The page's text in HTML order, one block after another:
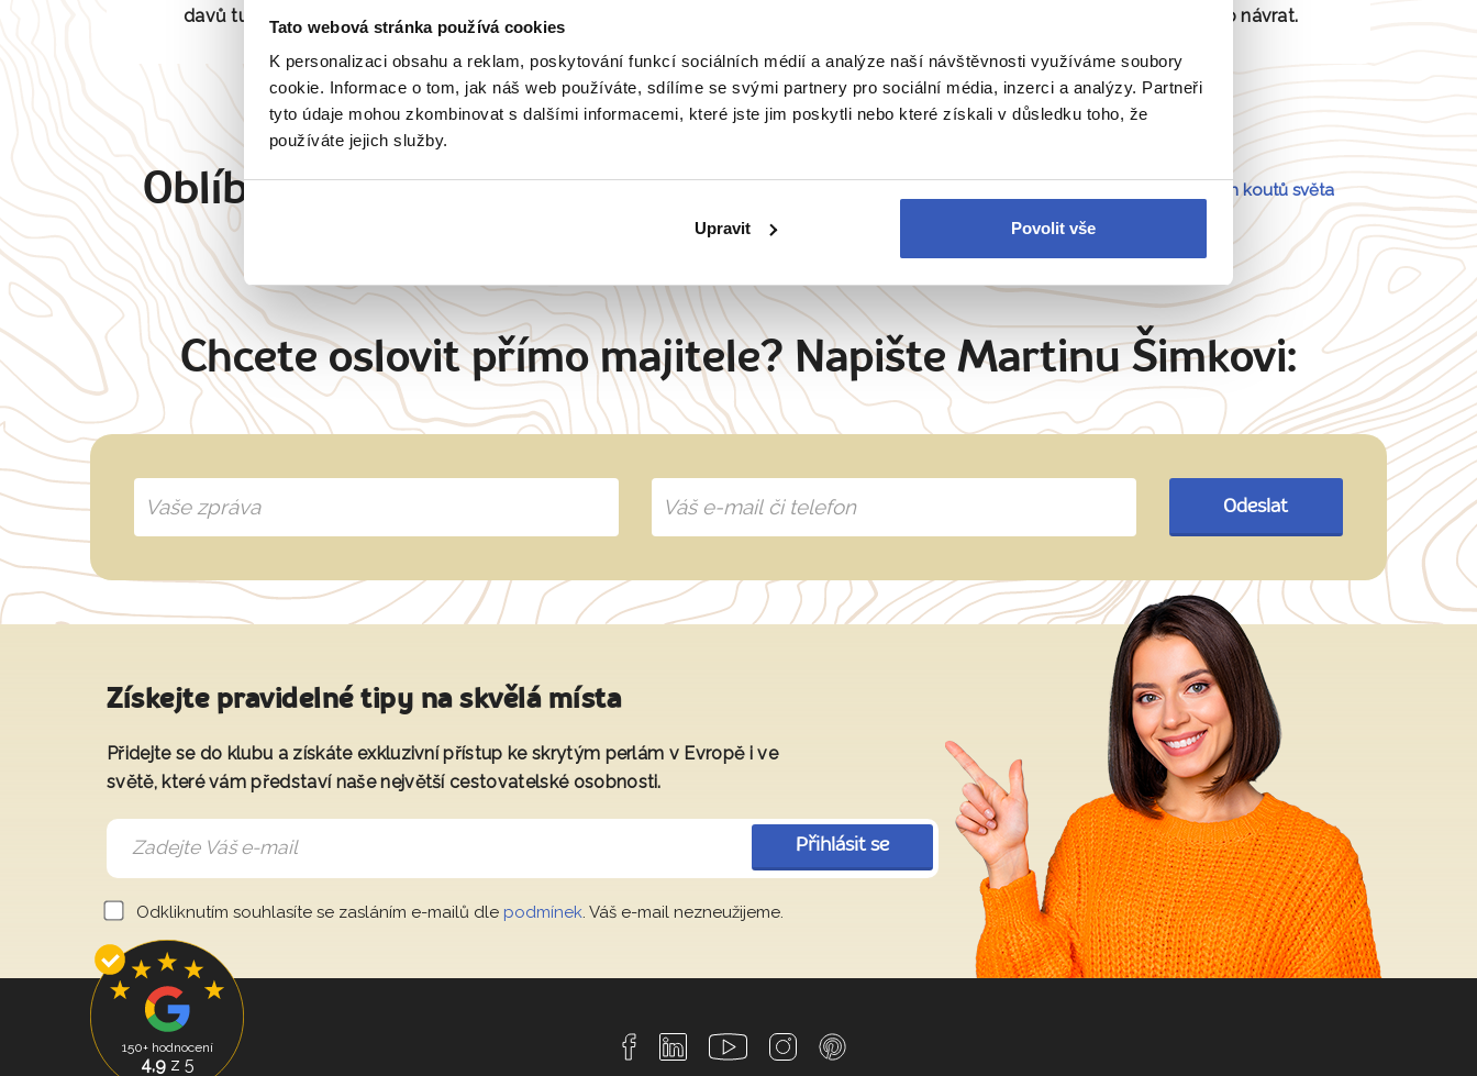
Tato webová stránka používá cookies
K personalizaci obsahu a reklam, poskytování funkcí sociálních médií a analýze naší návštěvnosti využíváme soubory
cookie. Informace o tom, jak náš web používáte, sdílíme se svými partnery pro sociální média, inzerci a analýzy. Partneři
tyto údaje mohou zkombinovat s dalšími informacemi, které jste jim poskytli nebo které získali v důsledku toho, že
používáte jejich služby.
Upravit Povolit vše
davů turistů, která jiní neznají.
vámi od odjezdu až po návrat.
Oblíbené cíle Anglie Belgie Francie Irsko Itálie Portugalsko 54 dalších koutů světa
Chcete oslovit přímo majitele? Napište Martinu Šimkovi:
Odeslat
Získejte pravidelné tipy na skvělá místa
Přidejte se do klubu a získáte exkluzivní přístup ke skrytým perlám v Evropě i ve
světě, které vám představí naše největší cestovatelské osobnosti.
Přihlásit se
Odkliknutím souhlasíte se zasláním e-mailů dle podmínek. Váš e-mail nezneužijeme.
150+ hodnocení
4,9z 5